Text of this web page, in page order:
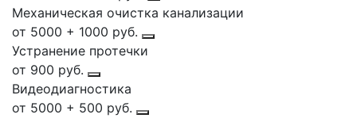
Механическая очистка канализации
от 5000 + 1000 руб.
Устранение протечки
от 900 руб.
Видеодиагностика
от 5000 + 500 руб.